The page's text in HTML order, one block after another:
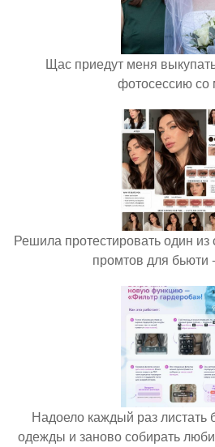
Щас приедут меня
фотосессию со
Решила протестировать один
промтов для бьюти
Надоело каждый раз листать
одежды и заново собирать